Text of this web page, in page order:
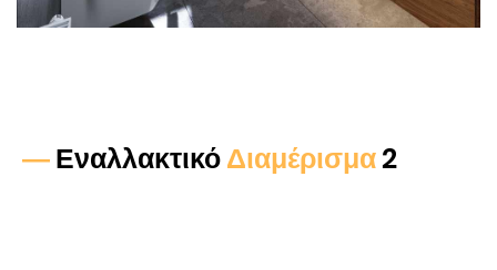
—ΕναλλακτικόΔιαμέρισμα2